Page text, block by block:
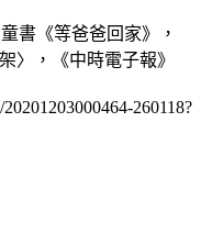
書《等爸爸回家》，
〉，《中時電子報》
260118?